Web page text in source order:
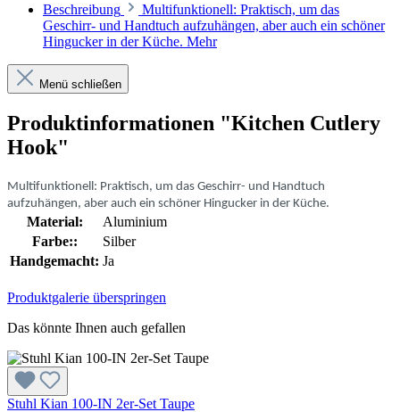
Beschreibung
Multifunktionell: Praktisch, um das
Geschirr- und Handtuch aufzuhängen, aber auch ein schöner
Hingucker in der Küche. Mehr
Menü schließen
Produktinformationen "Kitchen Cutlery
Hook"
Multifunktionell: Praktisch, um das Geschirr- und Handtuch
aufzuhängen, aber auch ein schöner Hingucker in der Küche.
Material:
Aluminium
Farbe::
Silber
Handgemacht: Ja
Produktgalerie überspringen
Das könnte Ihnen auch gefallen
Stuhl Kian 100-IN 2er-Set Taupe